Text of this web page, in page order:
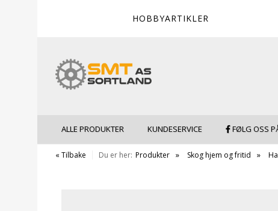
HOBBYARTIKLER
ALLE PRODUKTER KUNDESERVICE FØLG OSS
« Tilbake Du er her: Produkter Skog hjem og fritid